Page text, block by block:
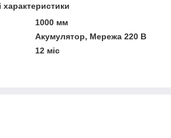
1000 мм
Акумулятор, Мережа 220 В
12 міс